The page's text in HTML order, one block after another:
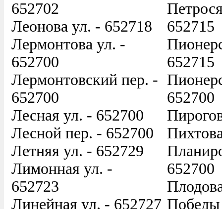
652702
Леонова ул. - 652718
Лермонтова ул. -
652700
Лермонтовский пер. -
652700
Лесная ул. - 652700
Лесной пер. - 652700
Летняя ул. - 652729
Лимонная ул. -
652723
Линейная ул. - 652727
652715
652715
652700
652700
Победы